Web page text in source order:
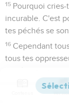
15 Pourquoi
incurable. C'est
tes péchés se
16 Cependant
tous tes
te dépouillent
ceux qui te